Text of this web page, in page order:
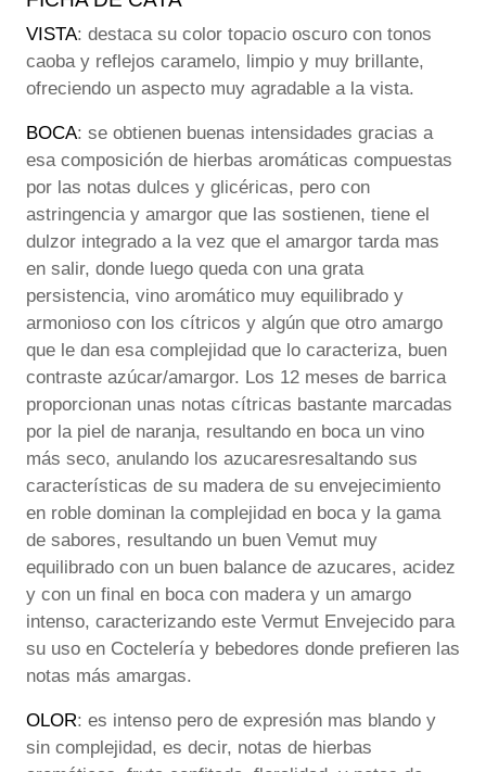
VISTA: destaca su color topacio oscuro con tonos
caoba y reflejos caramelo, limpio y muy brillante,
ofreciendo un aspecto muy agradable a la vista.
BOCA: se obtienen buenas intensidades gracias a
esa composición de hierbas aromáticas compuestas
por las notas dulces y glicéricas, pero con
astringencia y amargor que las sostienen, tiene el
dulzor integrado a la vez que el amargor tarda mas
en salir, donde luego queda con una grata
persistencia, vino aromático muy equilibrado y
armonioso con los cítricos y algún que otro amargo
que le dan esa complejidad que lo caracteriza, buen
contraste azúcar/amargor. Los 12 meses de barrica
proporcionan unas notas cítricas bastante marcadas
por la piel de naranja, resultando en boca un vino
más seco, anulando los azucaresresaltando sus
características de su madera de su envejecimiento
en roble dominan la complejidad en boca y la gama
de sabores, resultando un buen Vemut muy
equilibrado con un buen balance de azucares, acidez
y con un final en boca con madera y un amargo
intenso, caracterizando este Vermut Envejecido para
su uso en Coctelería y bebedores donde prefieren las
notas más amargas.
OLOR: es intenso pero de expresión mas blando y
sin complejidad, es decir, notas de hierbas